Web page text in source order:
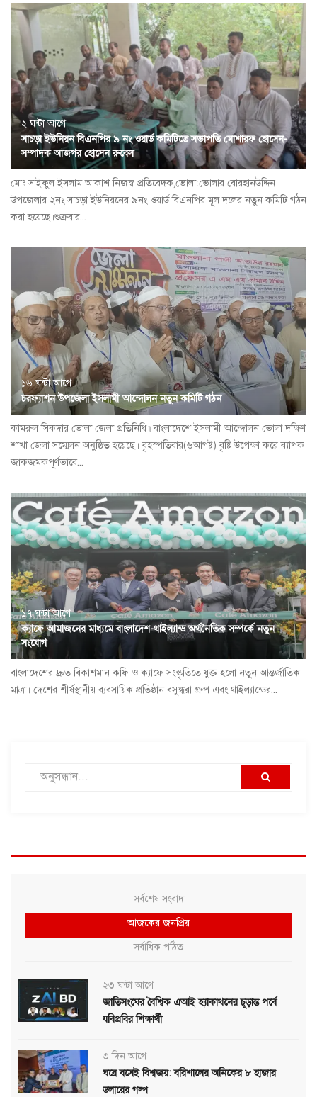
২ ঘন্টা আগে
সাচড়া ইউনিয়ন বিএনপির ৯ নং ওয়ার্ড কমিটিতে সভাপতি মোশারফ হোসেন-
সম্পাদক আজগর হোসেন রুবেল
মোঃ সাইফুল ইসলাম আকাশ নিজস্ব প্রতিবেদক,ভোলা:ভোলার বোরহানউদ্দিন
উপজেলার ২নং সাচড়া ইউনিয়নের ৯নং ওয়ার্ড বিএনপির মূল দলের নতুন কমিটি গঠন
করা হয়েছে।শুক্রবার...
১৬ ঘন্টা আগে
চরফ্যাশন উপজেলা ইসলামী আন্দোলন নতুন কমিটি গঠন
কামরুল সিকদার ভোলা জেলা প্রতিনিধি॥ বাংলাদেশে ইসলামী আন্দোলন ভোলা দক্ষিণ
শাখা জেলা সম্মেলন অনুষ্ঠিত হয়েছে। বৃহস্পতিবার(৬আগষ্ট) বৃষ্টি উপেক্ষা করে ব্যাপক
জাকজমকপূর্ণভাবে...
১৭ ঘন্টা আগে
ক্যাফে আমাজনের মাধ্যমে বাংলাদেশ-থাইল্যান্ড অর্থনৈতিক সম্পর্কে নতুন
সংযোগ
বাংলাদেশের দ্রুত বিকাশমান কফি ও ক্যাফে সংস্কৃতিতে যুক্ত হলো নতুন আন্তর্জাতিক
মাত্রা। দেশের শীর্ষস্থানীয় ব্যবসায়িক প্রতিষ্ঠান বসুন্ধরা গ্রুপ এবং থাইল্যান্ডের...
সর্বশেষ সংবাদ
আজকের জনপ্রিয়
সর্বাধিক পঠিত
২৩ ঘন্টা আগে
জাতিসংঘের বৈশ্বিক এআই হ্যাকাথনের চূড়ান্ত পর্বে
যবিপ্রবির শিক্ষার্থী
৩ দিন আগে
ঘরে বসেই বিশ্বজয়: বরিশালের অনিকের ৮ হাজার
ডলারের গল্প